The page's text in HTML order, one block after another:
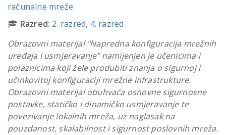
računalne mreže
Razred: 2. razred, 4. razred
Obrazovni materijal "Napredna konfiguracija mrežnih
uređaja i usmjeravanje" namijenjen je učenicima i
polaznicima koji žele produbiti znanja o sigurnoj i
učinkovitoj konfiguraciji mrežne infrastrukture.
Obrazovni materijal obuhvaća osnovne sigurnosne
postavke, statičko i dinamičko usmjeravanje te
povezivanje lokalnih mreža, uz naglasak na
pouzdanost, skalabilnost i sigurnost poslovnih mreža.